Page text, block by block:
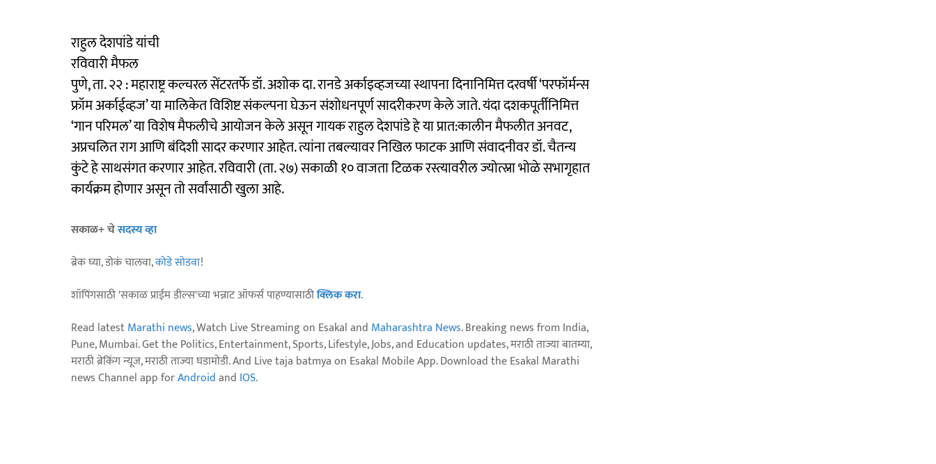
राहुल देशपांडे यांची
रविवारी मैफल
पुणे, ता. २२ : महाराष्ट्र कल्चरल सेंटरतर्फे डॉ. अशोक दा. रानडे अर्काइव्हजच्या स्थापना दिनानिमित्त दरवर्षी ‘परफॉर्मन्स
फ्रॉम अर्काईव्हज’ या मालिकेत विशिष्ट संकल्पना घेऊन संशोधनपूर्ण सादरीकरण केले जाते. यंदा दशकपूर्तीनिमित्त
‘गान परिमल’ या विशेष मैफलीचे आयोजन केले असून गायक राहुल देशपांडे हे या प्रात:कालीन मैफलीत अनवट,
अप्रचलित राग आणि बंदिशी सादर करणार आहेत. त्यांना तबल्यावर निखिल फाटक आणि संवादनीवर डॉ. चैतन्य
कुंटे हे साथसंगत करणार आहेत. रविवारी (ता. २७) सकाळी १० वाजता टिळक रस्त्यावरील ज्योत्स्ना भोळे सभागृहात
कार्यक्रम होणार असून तो सर्वांसाठी खुला आहे.
सकाळ+ चेसदस्य व्हा
ब्रेक घ्या, डोकं चालवा,कोडे सोडवा!
शॉपिंगसाठी 'सकाळ प्राईम डील्स'च्या भन्नाट ऑफर्स पाहण्यासाठीक्लिक करा.
Read latestMarathi news, Watch Live Streaming on Esakal and Maharashtra News. Breaking news from India,
Pune, Mumbai. Get the Politics, Entertainment, Sports, Lifestyle, Jobs, and Education updates, मराठी ताज्या बातम्या,
मराठी ब्रेकिंग न्यूज, मराठी ताज्या घडामोडी. And Live taja batmya on Esakal Mobile App. Download the Esakal Marathi
news Channel app forAndroidand IOS.